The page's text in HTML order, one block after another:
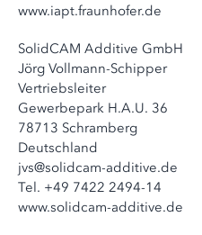
www.iapt.fraunhofer.de
SolidCAM Additive GmbH
Jörg Vollmann-Schipper
Vertriebsleiter
Gewerbepark H.A.U. 36
78713 Schramberg
Deutschland
jvs@solidcam-additive.de
Tel. +49 7422 2494-14
www.solidcam-additive.de